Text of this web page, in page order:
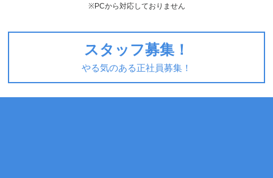
※PCから対応しておりません
スタッフ募集！
やる気のある正社員募集！